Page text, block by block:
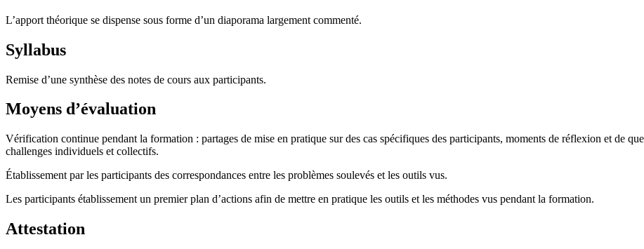
L’apport théorique se dispense sous forme d’un diaporama largement commenté.
Syllabus
Remise d’une synthèse des notes de cours aux participants.
Moyens d’évaluation
Vérification continue pendant la formation : partages de mise en pratique sur des cas spécifiques des participants, moments de réflexion et de
challenges individuels et collectifs.
Établissement par les participants des correspondances entre les problèmes soulevés et les outils vus.
Les participants établissement un premier plan d’actions afin de mettre en pratique les outils et les méthodes vus pendant la formation.
Attestation